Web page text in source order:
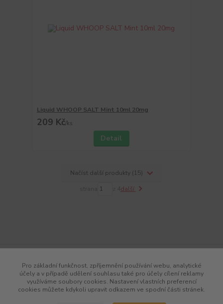
Liquid WHOOP SALT Mint 10ml 20mg
209 Kč/ks
Detail
Načíst další produkty (15)
další
Pro základní funkčnost, zpříjemnění používání webu, analytické
účely a v případě udělení souhlasu také pro účely cílení reklamy
využíváme soubory cookies. Nastavení vlastních preferencí
cookies můžete kdykoli upravit odkazem ve spodní části stránek.